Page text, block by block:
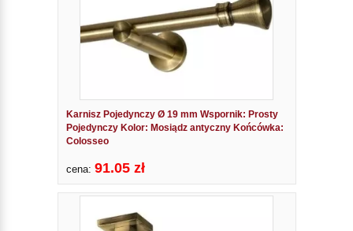
Karnisz Pojedynczy Ø 19 mm Wspornik: Prosty
Pojedynczy Kolor: Mosiądz antyczny Końcówka:
Colosseo
cena: 91.05 zł